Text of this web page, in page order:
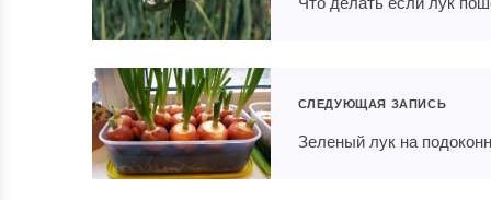
СЛЕДУЮЩАЯ ЗАПИСЬ
Зеленый лук на